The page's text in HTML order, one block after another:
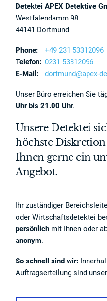
Detektei APEX Detektive
Westfalendamm 98
44141 Dortmund
Phone:
+49 231 53312096
Telefon: 0231 53312096
E-Mail:
dortmund@apex-
Unser Büro erreichen Sie
Uhr bis 21.00 Uhr.
Unsere Detektei
höchste
Ihnen gerne ein
Angebot.
Ihr zuständiger
oder Wirtschaftsdetektei
persönlich mit Ihnen oder
anonym.
So schnell sind wir:
Auftragserteilung sind